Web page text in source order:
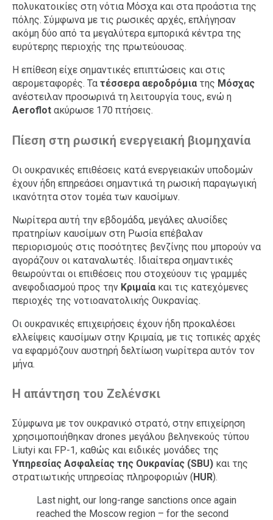
πολυκατοικίες στη νότια Μόσχα και στα προάστια της
πόλης. Σύμφωνα με τις ρωσικές αρχές, επλήγησαν
ακόμη δύο από τα μεγαλύτερα εμπορικά κέντρα της
ευρύτερης περιοχής της πρωτεύουσας.
Η επίθεση είχε σημαντικές επιπτώσεις και στις
αερομεταφορές. Τα τέσσερα αεροδρόμια της Μόσχας
ανέστειλαν προσωρινά τη λειτουργία τους, ενώ η
Aeroflot ακύρωσε 170 πτήσεις.
Πίεση στη ρωσική ενεργειακή βιομηχανία
Οι ουκρανικές επιθέσεις κατά ενεργειακών υποδομών
έχουν ήδη επηρεάσει σημαντικά τη ρωσική παραγωγική
ικανότητα στον τομέα των καυσίμων.
Νωρίτερα αυτή την εβδομάδα, μεγάλες αλυσίδες
πρατηρίων καυσίμων στη Ρωσία επέβαλαν
περιορισμούς στις ποσότητες βενζίνης που μπορούν να
αγοράζουν οι καταναλωτές. Ιδιαίτερα σημαντικές
θεωρούνται οι επιθέσεις που στοχεύουν τις γραμμές
ανεφοδιασμού προς την Κριμαία και τις κατεχόμενες
περιοχές της νοτιοανατολικής Ουκρανίας.
Οι ουκρανικές επιχειρήσεις έχουν ήδη προκαλέσει
ελλείψεις καυσίμων στην Κριμαία, με τις τοπικές αρχές
να εφαρμόζουν αυστηρή δελτίωση νωρίτερα αυτόν τον
μήνα.
Η απάντηση του Ζελένσκι
Σύμφωνα με τον ουκρανικό στρατό, στην επιχείρηση
χρησιμοποιήθηκαν drones μεγάλου βεληνεκούς τύπου
Liutyi και FP-1, καθώς και ειδικές μονάδες της
Υπηρεσίας Ασφαλείας της Ουκρανίας (SBU) και της
στρατιωτικής υπηρεσίας πληροφοριών (HUR).
Last night, our long-range sanctions once again
reached the Moscow region – for the second